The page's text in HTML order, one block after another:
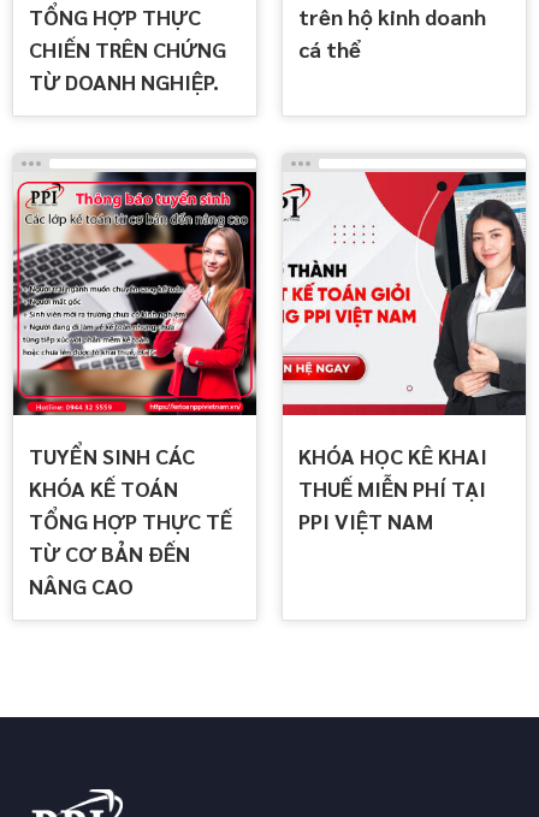
TỔNG HỢP THỰC
CHIẾN TRÊN CHỨNG
TỪ DOANH NGHIỆP.
trên hộ kinh doanh
cá thể
TUYỂN SINH CÁC
KHÓA KẾ TOÁN
TỔNG HỢP THỰC TẾ
TỪ CƠ BẢN ĐẾN
NÂNG CAO
KHÓA HỌC KÊ KHAI
THUẾ MIỄN PHÍ TẠI
PPI VIỆT NAM